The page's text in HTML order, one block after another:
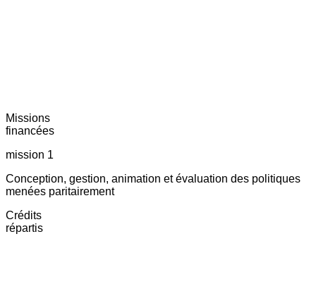
Missions
financées
mission 1
Conception, gestion, animation et évaluation des politiques
menées paritairement
Crédits
répartis